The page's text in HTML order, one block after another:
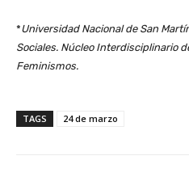
*Universidad Nacional de San
Sociales. Núcleo Interdisciplinario
Feminismos.
TAGS 24 de marzo